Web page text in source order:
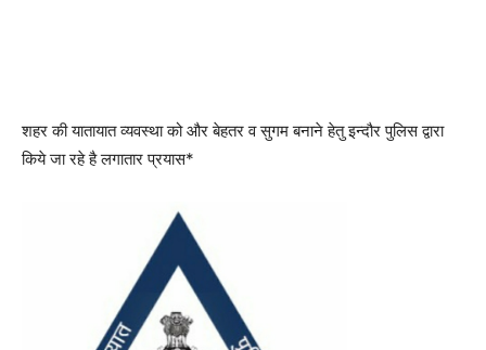
शहर की यातायात व्यवस्था को और बेहतर व सुगम बनाने हेतु इन्दौर पुलिस द्वारा
किये जा रहे है लगातार प्रयास*